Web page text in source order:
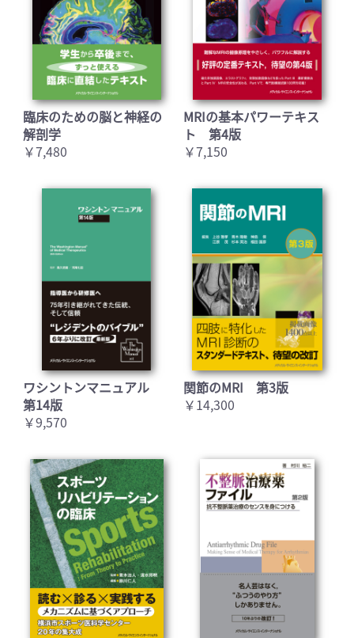
臨床のための脳と神経の
解剖学
￥7,480
MRIの基本パワーテキス
ト 第4版
￥7,150
ワシントンマニュアル
第14版
￥9,570
関節のMRI 第3版
￥14,300